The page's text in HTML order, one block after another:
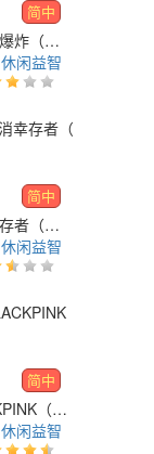
简中
疯狂大爆炸（Crazy Boom）
休闲益智
简中
三消幸存者（Survivors & Puzzles）
休闲益智
简中
BLACKPINK（BLACKPINK THE GAME）
休闲益智